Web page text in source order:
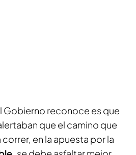
Gobierno reconoce es que
que el camino que
en la apuesta por la